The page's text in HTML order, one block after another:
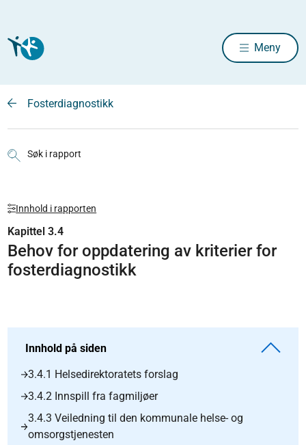
Meny
Fosterdiagnostikk
Søk i rapport
Innhold i rapporten
Kapittel 3.4
Behov for oppdatering av kriterier for
fosterdiagnostikk
Innhold på siden
3.4.1 Helsedirektoratets forslag
3.4.2 Innspill fra fagmiljøer
3.4.3 Veiledning til den kommunale helse- og
omsorgstjenesten